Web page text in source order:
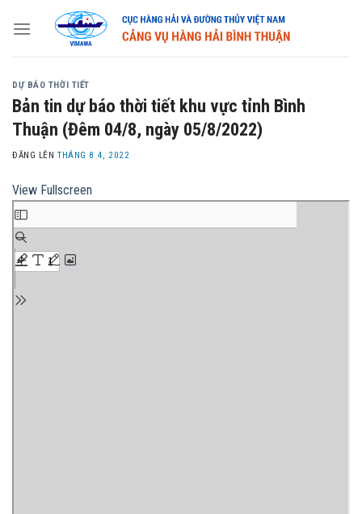
DỰ BÁO THỜI TIẾT
Bản tin dự báo thời tiết khu vực tỉnh Bình
Thuận (Đêm 04/8, ngày 05/8/2022)
ĐĂNG LÊNTHÁNG 8 4, 2022
View Fullscreen